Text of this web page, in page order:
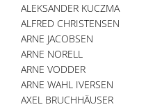
ALEKSANDER KUCZMA
ALFRED CHRISTENSEN
ARNE JACOBSEN
ARNE NORELL
ARNE VODDER
ARNE WAHL IVERSEN
AXEL BRUCHHÄUSER